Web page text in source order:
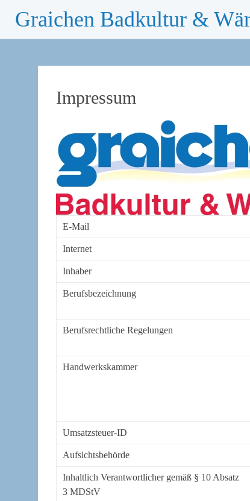
Graichen Badkultur &
Impressum
E-Mail
Internet
Inhaber
Berufsbezeichnung
Berufsrechtliche Regelungen
Handwerkskammer
Umsatzsteuer-ID
Aufsichtsbehörde
Inhaltlich Verantwortlicher gemäß § 10 Absatz
3 MDStV